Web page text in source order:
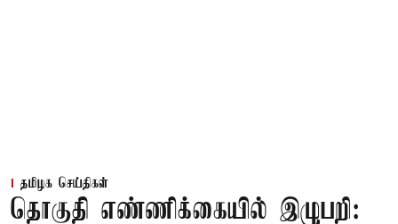
தமிழக செய்திகள்
தொகுதி எண்ணிக்கையில் இழுபறி: